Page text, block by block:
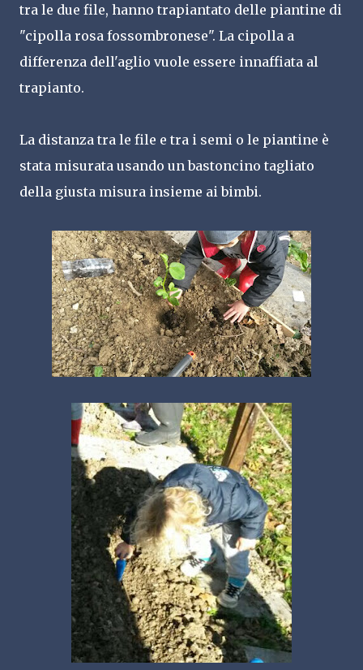
tra le due file, hanno trapiantato delle piantine di
"cipolla rosa fossombronese". La cipolla a
differenza dell'aglio vuole essere innaffiata al
trapianto.
La distanza tra le file e tra i semi o le piantine è
stata misurata usando un bastoncino tagliato
della giusta misura insieme ai bimbi.